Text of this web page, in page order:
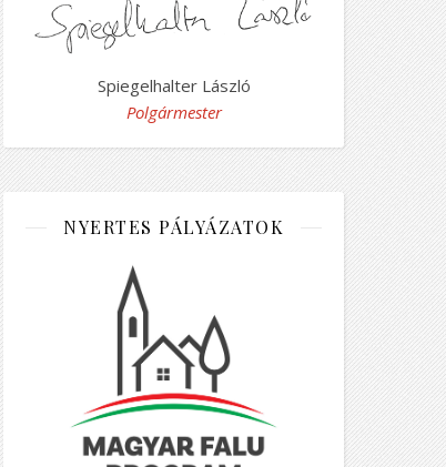
Spiegelhalter László
Polgármester
NYERTES PÁLYÁZATOK